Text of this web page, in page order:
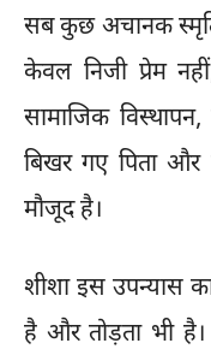
सब कुछ अचानक स्मृति
केवल निजी प्रेम
सामाजिक
बिखर गए पिता
मौजूद है।
शीशा इस उपन्यास
है और तोड़ता भी है।